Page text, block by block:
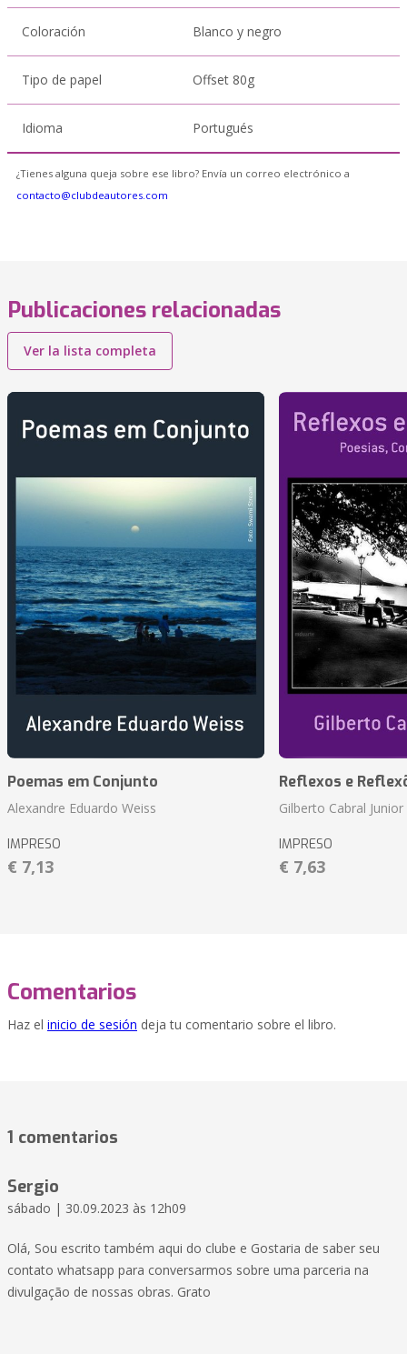
Coloración Blanco y negro
Tipo de papel Offset 80g
Idioma Portugués
¿Tienes alguna queja sobre ese libro? Envía un correo electrónico a
contacto@clubdeautores.com
Publicaciones relacionadas
Ver la lista completa
Poemas em Conjunto
Alexandre Eduardo Weiss
IMPRESO
€ 7,13
Reflexos e
Gilberto Cabral Junior
IMPRESO
€ 7,63
Comentarios
Haz el inicio de sesión deja tu comentario sobre el libro.
1 comentarios
Sergio
sábado | 30.09.2023 às 12h09
Olá, Sou escrito também aqui do clube e Gostaria de saber seu
contato whatsapp para conversarmos sobre uma parceria na
divulgação de nossas obras. Grato